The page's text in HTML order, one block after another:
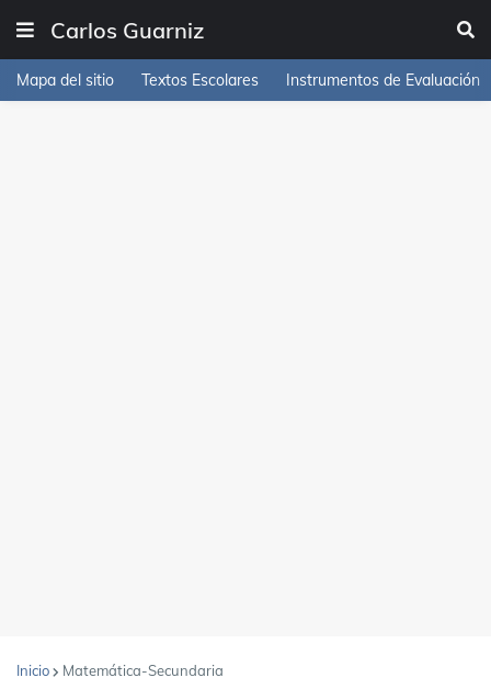
Carlos Guarniz
Mapa del sitio Textos Escolares Instrumentos de Evaluación
Inicio Matemática-Secundaria